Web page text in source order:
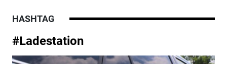
HASHTAG
#Ladestation